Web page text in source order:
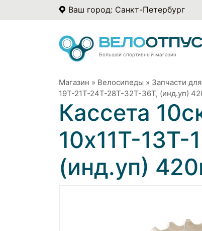
Ваш город: Санкт-Петербург
Большой спортивный магазин
Магазин » Велосипеды » Запчасти
19T-21T-24T-28T-32T-36T, (инд.уп)
Кассета
10x11T-
(инд.уп)